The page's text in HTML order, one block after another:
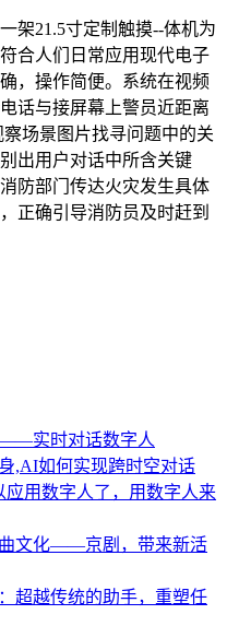
架21.5寸定制触摸--体机为
合人们日常应用现代电子
，操作简便。系统在视频
话与接屏幕上警员近距离
场景图片找寻问题中的关
出用户对话中所含关键
防部门传达火灾发生具体
正确引导消防员及时赶到
实时对话数字人
,AI如何实现跨时空对话
应用数字人了，用数字人来
文化——京剧，带来新活
超越传统的助手，重塑任